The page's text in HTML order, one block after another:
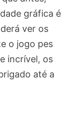
gráfica é
ver os
o jogo pes
incrível, os
até a